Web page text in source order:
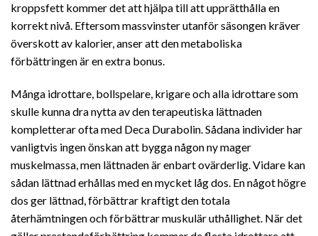
kroppsfett kommer det att hjälpa till att upprätthålla en
korrekt nivå. Eftersom massvinster utanför säsongen kräver
överskott av kalorier, anser att den metaboliska
förbättringen är en extra bonus.
Många idrottare, bollspelare, krigare och alla idrottare som
skulle kunna dra nytta av den terapeutiska lättnaden
kompletterar ofta med Deca Durabolin. Sådana individer har
vanligtvis ingen önskan att bygga någon ny mager
muskelmassa, men lättnaden är enbart ovärderlig. Vidare kan
sådan lättnad erhållas med en mycket låg dos. En något högre
dos ger lättnad, förbättrar kraftigt den totala
återhämtningen och förbättrar muskulär uthållighet. När det